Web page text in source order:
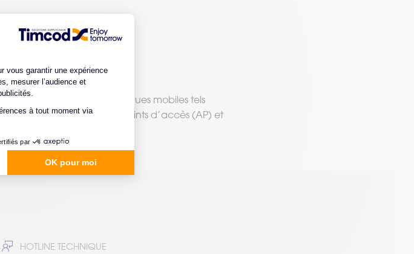
de solutions informatiques mobiles tels
scanner code barre, points d’accès (AP) et
de commandes.
HOTLINE TECHNIQUE